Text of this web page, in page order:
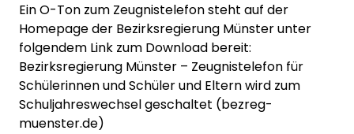
Ein O-Ton zum Zeugnistelefon steht auf der
Homepage der Bezirksregierung Münster unter
folgendem Link zum Download bereit:
Bezirksregierung Münster – Zeugnistelefon für
Schülerinnen und Schüler und Eltern wird zum
Schuljahreswechsel geschaltet (bezreg-
muenster.de)